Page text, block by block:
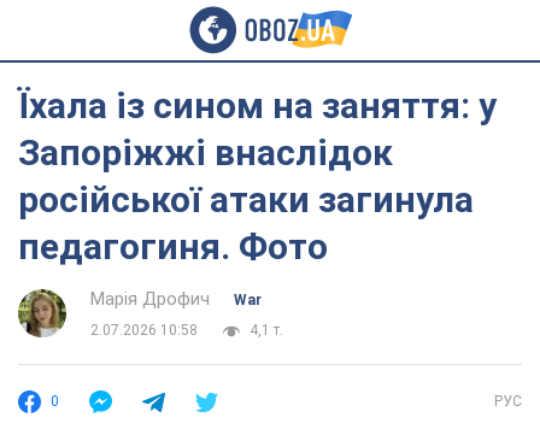
Їхала із сином на заняття: у
Запоріжжі внаслідок
російської атаки загинула
педагогиня. Фото
Марія Дрофич
War
2.07.2026 10:58
4,1 т.
0 РУС